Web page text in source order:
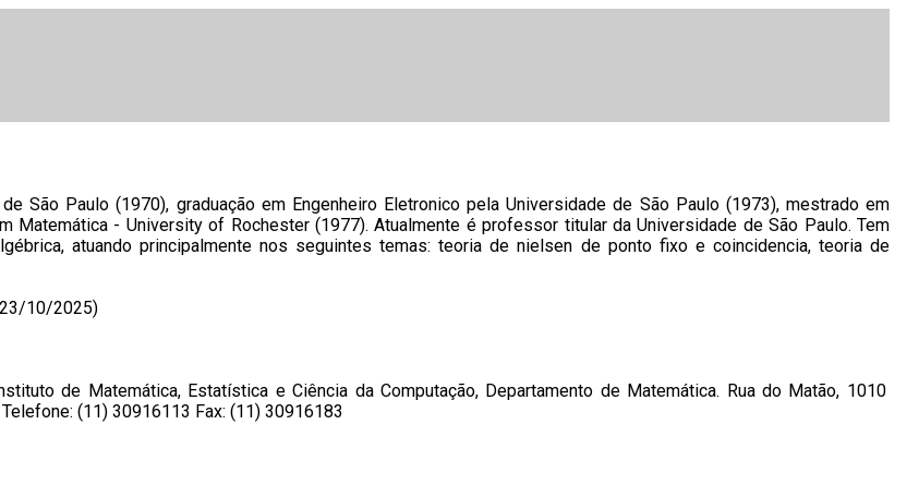
São Paulo (1970), graduação em Engenheiro Eletronico pela Universidade de São Paulo (1973), mestrado em
Matemática - University of Rochester (1977). Atualmente é professor titular da Universidade de São Paulo. Tem
atuando principalmente nos seguintes temas: teoria de nielsen de ponto fixo e coincidencia, teoria de
10/2025)
de Matemática, Estatística e Ciência da Computação, Departamento de Matemática. Rua do Matão, 1010
(11) 30916113 Fax: (11) 30916183